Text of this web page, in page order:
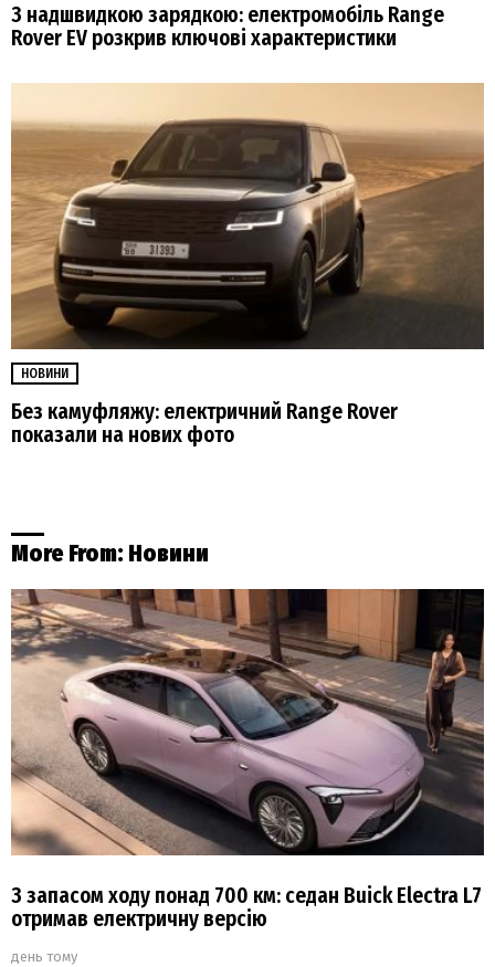
З надшвидкою зарядкою: електромобіль Range
Rover EV розкрив ключові характеристики
НОВИНИ
Без камуфляжу: електричний Range Rover
показали на нових фото
More From: Новини
З запасом ходу понад 700 км: седан Buick Electra L7
отримав електричну версію
день тому